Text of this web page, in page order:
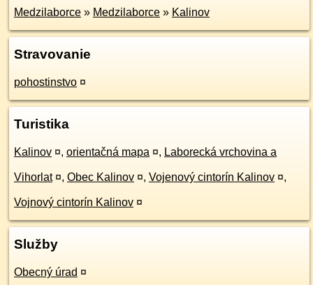
Medzilaborce » Medzilaborce » Kalinov
Stravovanie
pohostinstvo ¤
Turistika
Kalinov ¤, orientačná mapa ¤, Laborecká vrchovina a
Vihorlat ¤, Obec Kalinov ¤, Vojenový cintorín Kalinov ¤,
Vojnový cintorín Kalinov ¤
Služby
Obecný úrad ¤